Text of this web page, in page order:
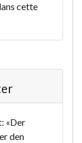
cette
«Der
den